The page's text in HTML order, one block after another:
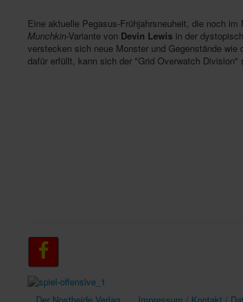
Eine aktuelle Pegasus-Frühjahrsneuheit, die noch im
Munchkin-Variante von Devin Lewis in der
verstecken sich neue Monster und Gegenstände
dafür erfüllt, kann sich der "Grid Overwatch Division"
Der Nostheide Verlag Impressum / Kontakt /